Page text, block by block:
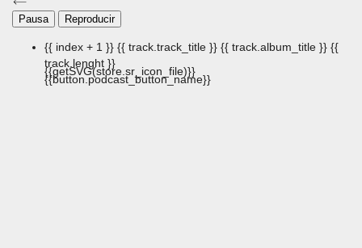
Pausa Reproducir
{{ index + 1 }} {{ track.track_title }} {{ track.album_title }} {{
track.lenght }}
{{getSVG(store.sr_icon_file)}}
{{button.podcast_button_name}}